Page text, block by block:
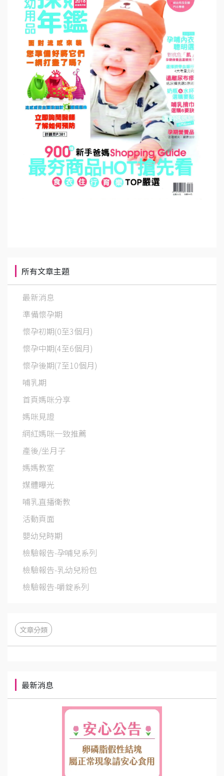
所有文章主題
最新消息
準備懷孕期
懷孕初期(0至3個月)
懷孕中期(4至6個月)
懷孕後期(7至10個月)
哺乳期
首頁媽咪分享
媽咪見證
網紅媽咪一致推薦
產後/坐月子
媽媽教室
媒體曝光
哺乳直播衛教
活動頁面
嬰幼兒時期
檢驗報告-孕哺兒系列
檢驗報告-乳幼兒粉包
檢驗報告-嚼錠系列
文章分類
最新消息